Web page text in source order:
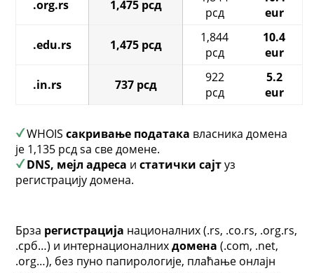
.org.rs 1,475 рсд
рсд
eur
.edu.rs 1,475 рсд
1,844
рсд
10.4
eur
.in.rs 737 рсд
922
рсд
5.2
eur
WHOISсакривање података власника домена
је 1,135 рсд ѕа све домене.
DNS, мејл адреса истатички сајтуз
регистрацију домена.
Брза регистрација националних (.rs, .co.rs, .org.rs,
.срб…) и интернационалнихдомена (.com, .net,
.org…), без пуно папирологије, плаћање онлајн